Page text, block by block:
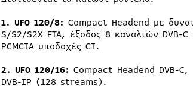
1. UFO 120/8: Compact Headend με
S/S2/S2X FTA, έξοδος 8 καναλιών
PCMCIA υποδοχές CI.
2. UFO 120/16: Compact Headend DVB-
DVB-IP (128 streams).